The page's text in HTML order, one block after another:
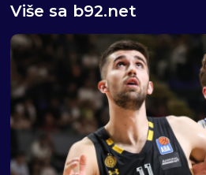
Više sa b92.net